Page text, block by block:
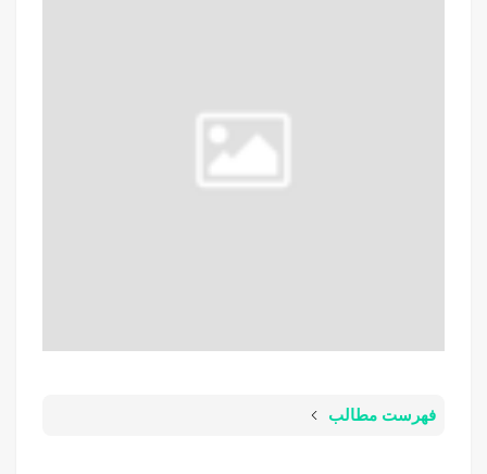
فهرست مطالب